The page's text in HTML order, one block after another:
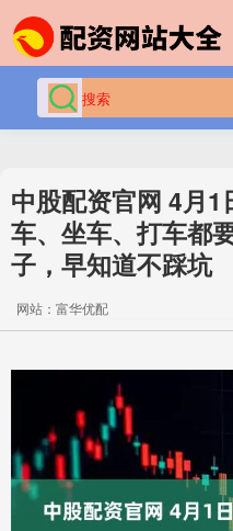
中股配资官网 4月
车、坐车、打车都
子，早知道不踩坑
网站：富华优配